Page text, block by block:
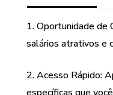
1. Oportunidade de
salários atrativos e
2. Acesso Rápido: